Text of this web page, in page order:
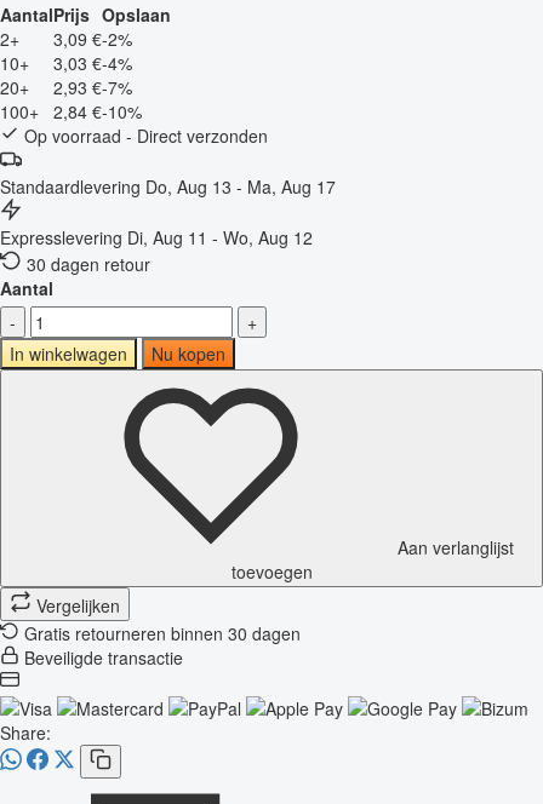
AantalPrijs Opslaan
2+
3,09 €-2%
10+
3,03 €-4%
20+
2,93 €-7%
100+ 2,84 €-10%
Op voorraad - Direct verzonden
Standaardlevering Do, Aug 13 - Ma, Aug 17
Expresslevering Di, Aug 11 - Wo, Aug 12
30 dagen retour
Aantal
-
+
In winkelwagen
Nu kopen
Aan verlanglijst
toevoegen
Vergelijken
Gratis retourneren binnen 30 dagen
Beveiligde transactie
Share: